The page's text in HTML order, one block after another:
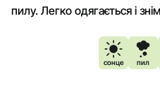
пилу. Легко одягається і
сонце пил